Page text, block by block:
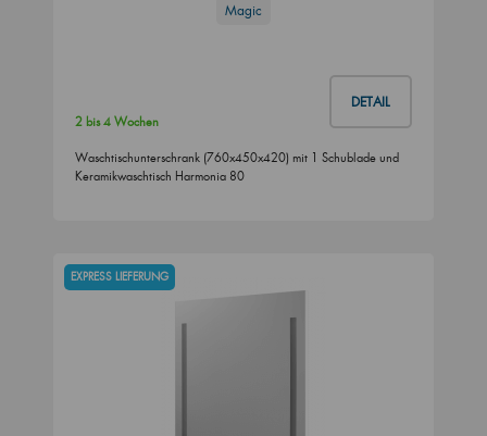
Magic
DETAIL
2 bis 4 Wochen
Waschtischunterschrank (760x450x420) mit 1 Schublade und
Keramikwaschtisch Harmonia 80
EXPRESS LIEFERUNG